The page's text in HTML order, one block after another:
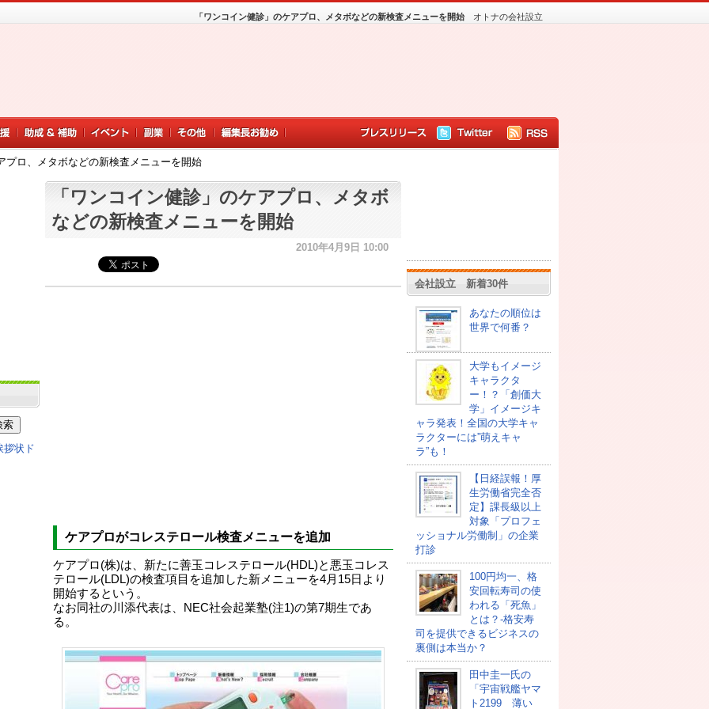
オトナの会社設立
「ワンコイン健診」のケアプロ、メタボなどの新検査メニューを開始
プロ、メタボなどの新検査メニューを開始
「ワンコイン健診」のケアプロ、メタボ
などの新検査メニューを開始
2010年4月9日 10:00
ケアプロがコレステロール検査メニューを追加
ケアプロ(株)は、新たに善玉コレステロール(HDL)と悪玉コレス
テロール(LDL)の検査項目を追加した新メニューを4月15日より
開始するという。
なお同社の川添代表は、NEC社会起業塾(注1)の第7期生であ
る。
会社設立 新着30件
あなたの順位は
世界で何番？
大学もイメージ
キャラクタ
ー！？「創価大
学」イメージキ
ャラ発表！全国の大学キャ
ラクターには”萌えキャ
ラ”も！
【日経誤報！厚
生労働省完全否
定】課長級以上
対象「プロフェ
ッショナル労働制」の企業
打診
100円均一、格
安回転寿司の使
われる「死魚」
とは？-格安寿
司を提供できるビジネスの
裏側は本当か？
田中圭一氏の
「宇宙戦艦ヤマ
ト2199 薄い